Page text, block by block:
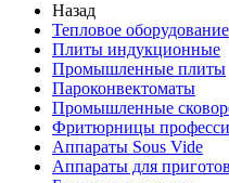
Назад
Тепловое оборудование
Плиты индукционные
Промышленные плиты
Пароконвектоматы
Промышленные
Фритюрницы
Аппараты Sous Vide
Аппараты для